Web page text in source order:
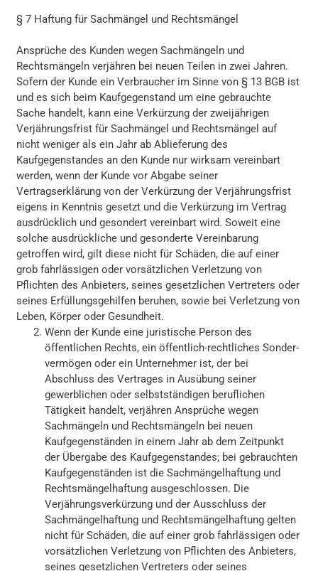
§ 7 Haftung für Sachmängel und Rechtsmängel
Ansprüche des Kunden wegen Sachmängeln und
Rechtsmängeln verjähren bei neuen Teilen in zwei Jahren.
Sofern der Kunde ein Verbraucher im Sinne von § 13 BGB ist
und es sich beim Kaufgegenstand um eine gebrauchte
Sache handelt, kann eine Verkürzung der zweijährigen
Verjährungsfrist für Sachmängel und Rechtsmängel auf
nicht weniger als ein Jahr ab Ablieferung des
Kaufgegenstandes an den Kunde nur wirksam vereinbart
werden, wenn der Kunde vor Abgabe seiner
Vertragserklärung von der Verkürzung der Verjährungsfrist
eigens in Kenntnis gesetzt und die Verkürzung im Vertrag
ausdrücklich und gesondert vereinbart wird. Soweit eine
solche ausdrückliche und gesonderte Vereinbarung
getroffen wird, gilt diese nicht für Schäden, die auf einer
grob fahrlässigen oder vorsätzlichen Verletzung von
Pflichten des Anbieters, seines gesetzlichen Vertreters oder
seines Erfüllungsgehilfen beruhen, sowie bei Verletzung von
Leben, Körper oder Gesundheit.
Wenn der Kunde eine juristische Person des
öffentlichen Rechts, ein öffentlich-rechtliches Sonder-
vermögen oder ein Unternehmer ist, der bei
Abschluss des Vertrages in Ausübung seiner
gewerblichen oder selbstständigen beruflichen
Tätigkeit handelt, verjähren Ansprüche wegen
Sachmängeln und Rechtsmängeln bei neuen
Kaufgegenständen in einem Jahr ab dem Zeitpunkt
der Übergabe des Kaufgegenstandes; bei gebrauchten
Kaufgegenständen ist die Sachmängelhaftung und
Rechtsmängelhaftung ausgeschlossen. Die
Verjährungsverkürzung und der Ausschluss der
Sachmängelhaftung und Rechtsmängelhaftung gelten
nicht für Schäden, die auf einer grob fahrlässigen oder
vorsätzlichen Verletzung von Pflichten des Anbieters,
seines gesetzlichen Vertreters oder seines